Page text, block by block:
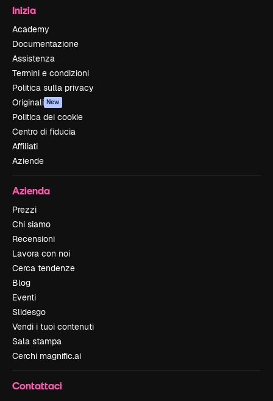
Inizia
Academy
Documentazione
Assistenza
Termini e condizioni
Politica sulla privacy
Originali New
Politica dei cookie
Centro di fiducia
Affiliati
Aziende
Azienda
Prezzi
Chi siamo
Recensioni
Lavora con noi
Cerca tendenze
Blog
Eventi
Slidesgo
Vendi i tuoi contenuti
Sala stampa
Cerchi magnific.ai
Contattaci